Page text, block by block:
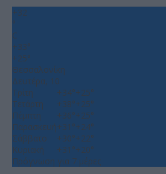
+32
°
C
+33°
+25°
Θεσσαλονίκη
Δευτέρα, 10
Τρίτη
+34°+25°
Τετάρτη
+38°+25°
Πέμπτη
+36°+25°
Παρασκευή+31°+24°
Σάββατο
+30°+22°
Κυριακή
+31°+20°
Πρόγνωση για 7 μέρες